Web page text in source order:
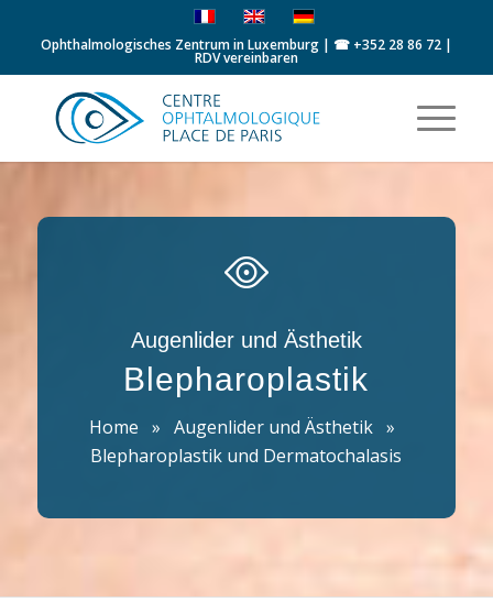
Ophthalmologisches Zentrum in Luxemburg | ☎ +352 28 86 72|
RDV vereinbaren
Augenlider und Ästhetik
Blepharoplastik
Home » Augenlider und Ästhetik»
Blepharoplastik und Dermatochalasis